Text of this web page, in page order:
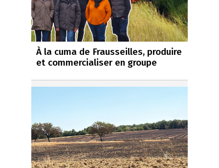
À la cuma de Frausseilles, produire
et commercialiser en groupe